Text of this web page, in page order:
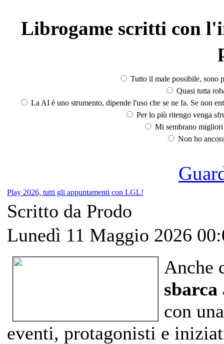
Librogame scritti con
Tutto il male possibile, sono
Quasi tutta
La AI è uno strumento, dipende l'uso che se ne fa. Se non
Per lo più ritengo venga
Mi sembrano
Non ho
Play 2026, tutti gli appuntamenti con LGL!
Scritto da Prodo
Lunedì 11 Maggio 2026
Anche
con
eventi, protagonisti e